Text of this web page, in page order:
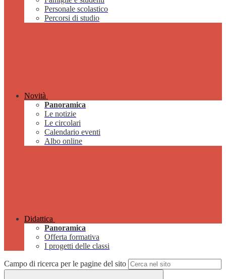
Personale scolastico
Percorsi di studio
Novità
Panoramica
Le notizie
Le circolari
Calendario eventi
Albo online
Didattica
Panoramica
Offerta formativa
I progetti delle classi
Campo di ricerca per le pagine del sito